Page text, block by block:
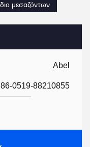
Abel
86-0519-88210855
μεσαζόντων